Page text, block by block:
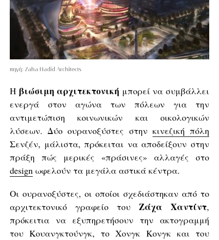
πηγή: Zaha Hadid Architects
H βιώσιμη αρχιτεκτονική μπορεί να συμβάλλει
ενεργά στον αγώνα των πόλεων για την
αντιμετώπιση κοινωνικών και οικολογικών
λύσεων. Δύο ουρανοξύστες στην κινεζική πόλη
Σενζέν, μάλιστα, πρόκειται να αποδείξουν στην
πράξη πώς μερικές «πράσινες» αλλαγές στο
design ωφελούν τα μεγάλα αστικά κέντρα.
Οι ουρανοξύστες, οι οποίοι σχεδιάστηκαν από το
αρχιτεκτονικό γραφείο του Ζάχα Χαντίντ,
πρόκειτια να εξυπηρετήσουν την ακτογραμμή
του Κουανγκτούνγκ, το Χονγκ Κονγκ και του